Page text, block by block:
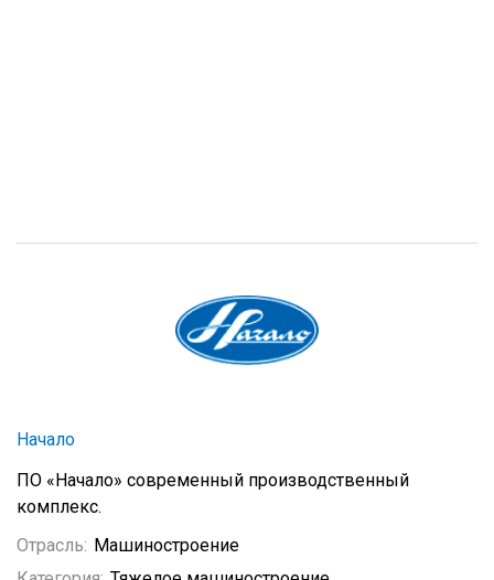
Начало
ПО «Начало» современный производственный
комплекс.
Отрасль: Машиностроение